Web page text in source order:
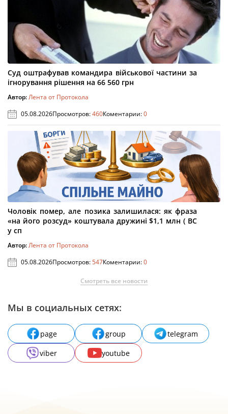
Суд оштрафував командира військової частини за
ігнорування рішення на 66 560 грн
Автор:Лента от Протокола
05.08.2026Просмотров:460Коментарии:0
Чоловік помер, але позика залишилася: як фраза
«на його розсуд» коштувала дружині $1,1 млн ( ВС
у сп
Автор:Лента от Протокола
05.08.2026Просмотров:547Коментарии:0
Смотреть все новости
Мы в социальных сетях:
page group
telegram
viber
youtube